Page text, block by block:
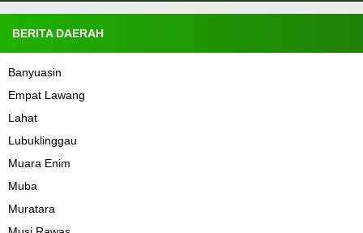
BERITA DAERAH
Banyuasin
Empat Lawang
Lahat
Lubuklinggau
Muara Enim
Muba
Muratara